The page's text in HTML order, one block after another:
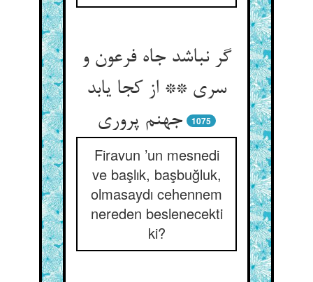
گر نباشد جاه فرعون و
سری ** از کجا یابد
جهنم پروری
1075
Firavun ’un mesnedi
ve başlık, başbuğluk,
olmasaydı cehennem
nereden beslenecekti
ki?